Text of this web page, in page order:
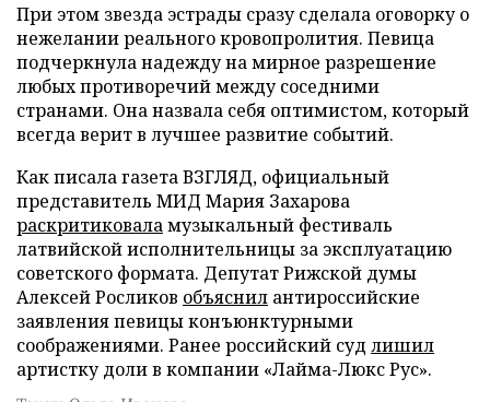
При этом звезда эстрады сразу сделала оговорку о
нежелании реального кровопролития. Певица
подчеркнула надежду на мирное разрешение
любых противоречий между соседними
странами. Она назвала себя оптимистом, который
всегда верит в лучшее развитие событий.
Как писала газета ВЗГЛЯД, официальный
представитель МИД Мария Захарова
раскритиковаламузыкальный фестиваль
латвийской исполнительницы за эксплуатацию
советского формата. Депутат Рижской думы
Алексей Росликов объяснил антироссийские
заявления певицы конъюнктурными
соображениями. Ранее российский суд лишил
артистку доли в компании «Лайма-Люкс Рус».